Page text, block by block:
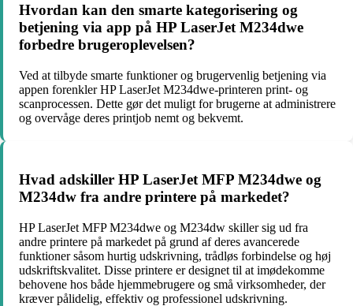
Hvordan kan den smarte kategorisering og
betjening via app på HP LaserJet M234dwe
forbedre brugeroplevelsen?
Ved at tilbyde smarte funktioner og brugervenlig betjening via
appen forenkler HP LaserJet M234dwe-printeren print- og
scanprocessen. Dette gør det muligt for brugerne at administrere
og overvåge deres printjob nemt og bekvemt.
Hvad adskiller HP LaserJet MFP M234dwe og
M234dw fra andre printere på markedet?
HP LaserJet MFP M234dwe og M234dw skiller sig ud fra
andre printere på markedet på grund af deres avancerede
funktioner såsom hurtig udskrivning, trådløs forbindelse og høj
udskriftskvalitet. Disse printere er designet til at imødekomme
behovene hos både hjemmebrugere og små virksomheder, der
kræver pålidelig, effektiv og professionel udskrivning.